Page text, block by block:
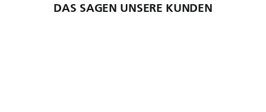
DAS SAGEN UNSERE KUNDEN